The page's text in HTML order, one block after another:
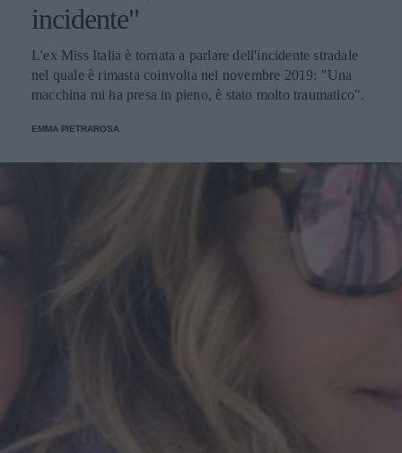
incidente"
L'ex Miss Italia è tornata a parlare dell'incidente stradale
nel quale è rimasta coinvolta nel novembre 2019: "Una
macchina mi ha presa in pieno, è stato molto traumatico".
EMMA PIETRAROSA